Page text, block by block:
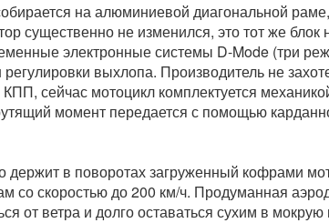
на алюминиевой диагональной
существенно не изменился, это тот же блок
электронные системы D-Mode (три
регулировки выхлопа. Производитель не
сейчас мотоцикл комплектуется
момент передается с помощью
держит в поворотах загруженный кофрами
со скоростью до 200 км/ч. Продуманная
от ветра и долго оставаться сухим в мокрую